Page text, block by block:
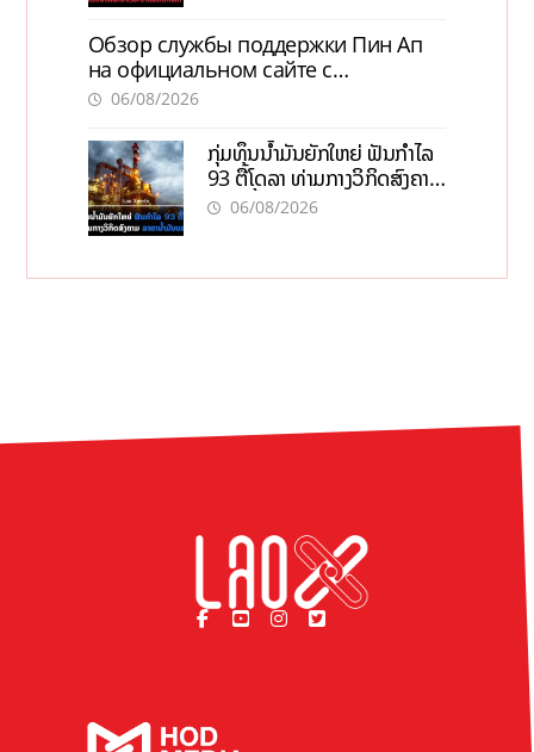
Обзор службы поддержки Пин Ап
на официальном сайте с
актуальной информацией
06/08/2026
ກຸ່ມທຶນນ້ຳມັນຍັກໃຫຍ່ ຟັນກຳໄລ
93 ຕື້ໂດລາ ທ່າມກາງວິກິດສົງຄາມ
ລາຄານໍ້າມັນແພງ
06/08/2026